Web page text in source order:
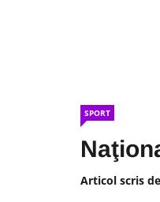
SPORT
Articol scris de